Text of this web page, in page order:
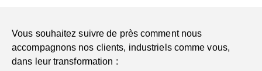
Vous souhaitez suivre de près comment nous
accompagnons nos clients, industriels comme vous,
dans leur transformation :